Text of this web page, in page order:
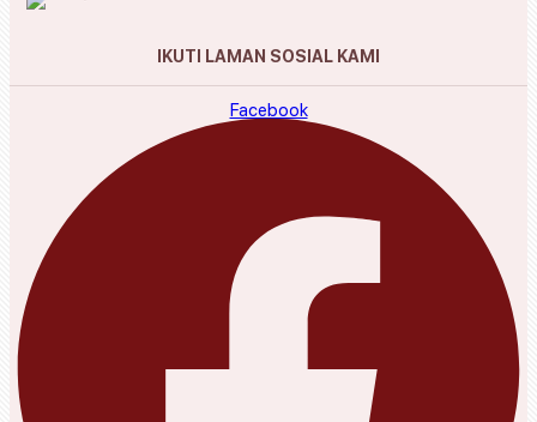
IKUTI LAMAN SOSIAL KAMI
Facebook